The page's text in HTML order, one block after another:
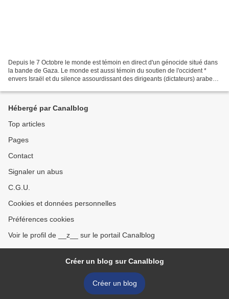
Depuis le 7 Octobre le monde est témoin en direct d'un génocide situé dans
la bande de Gaza. Le monde est aussi témoin du soutien de l'occident *
envers Israël et du silence assourdissant des dirigeants (dictateurs) arabes.
Hébergé par Canalblog
Top articles
Pages
Contact
Signaler un abus
C.G.U.
Cookies et données personnelles
Préférences cookies
Voir le profil de __z__ sur le portail Canalblog
Créer un blog sur Canalblog
Créer un blog